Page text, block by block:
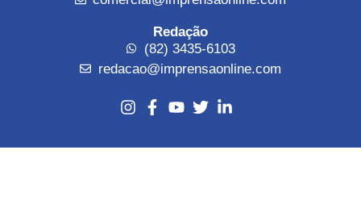
Redação
(82) 3435-6103
redacao@imprensaonline.com